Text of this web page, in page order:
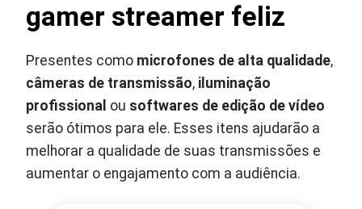
gamer streamer feliz
Presentes como microfones de alta qualidade,
câmeras de transmissão, iluminação
profissional ou softwares de edição de vídeo
serão ótimos para ele. Esses itens ajudarão a
melhorar a qualidade de suas transmissões e
aumentar o engajamento com a audiência.